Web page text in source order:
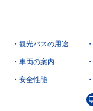
観光バスの用途
車両の案内
安全性能